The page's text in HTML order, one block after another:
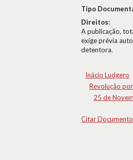
Tipo
Direitos:
A publicação,
exige prévia
detentora.
Inácio Ludgero
Revolução
25 de
Citar Documento